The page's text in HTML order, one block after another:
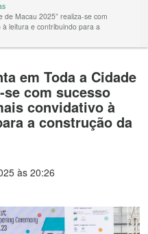
de Macau 2025” realiza-se com
leitura e contribuindo para a
em Toda a Cidade
se com sucesso
convidativo à
a construção da
às 20:26